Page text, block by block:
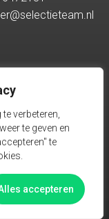
verbeteren,
te geven en
te
accepteren